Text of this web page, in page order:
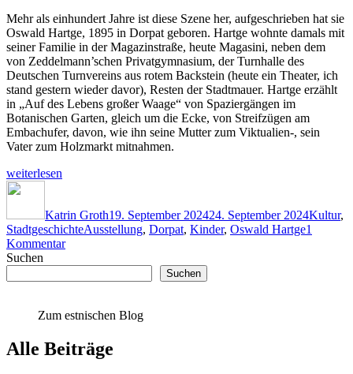
Mehr als einhundert Jahre ist diese Szene her, aufgeschrieben hat sie
Oswald Hartge, 1895 in Dorpat geboren. Hartge wohnte damals mit
seiner Familie in der Magazinstraße, heute Magasini, neben dem
von Zeddelmann’schen Privatgymnasium, der Turnhalle des
Deutschen Turnvereins aus rotem Backstein (heute ein Theater, ich
stand gestern wieder davor), Resten der Stadtmauer. Hartge erzählt
in „Auf des Lebens großer Waage“ von Spaziergängen im
Botanischen Garten, gleich um die Ecke, von Streifzügen am
Embachufer, davon, wie ihn seine Mutter zum Viktualien-, sein
Vater zum Holzmarkt mitnahmen.
„Die
Stadt
Kindersicht“
weiterlesen
Katrin Groth19. September 202424. September 2024Kultur,
StadtgeschichteSchlagwörter
Ausstellung, Dorpat, Kinder, Oswald Hartge1
Kommentarzu
aus
Suchen
Suchen
Zum estnischen Blog
Alle Beiträge